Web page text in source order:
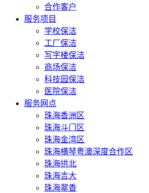
合作客户
服务项目
学校保洁
工厂保洁
写字楼保洁
商场保洁
科技园保洁
医院保洁
服务网点
珠海香洲区
珠海斗门区
珠海金湾区
珠海横琴粤澳深度合作区
珠海拱北
珠海吉大
珠海翠香